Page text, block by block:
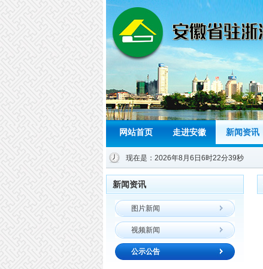
网站首页 走进安徽 新闻资讯
现在是：2026年8月6日6时22分39秒
新闻资讯
图片新闻
视频新闻
公示公告
为进一步深化流动人口区域化协作，
加强安徽籍在乐流动人口计划生育服
务管理，着力构建信息互通、服务互
补、管理互动、责任共担新平台，扎
实推进流动人口计划生育基本公共服